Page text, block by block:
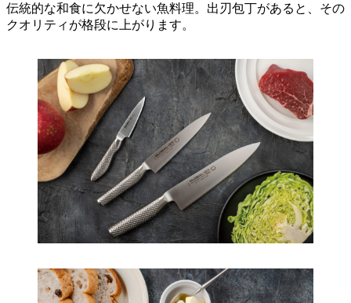
伝統的な和食に欠かせない魚料理。出刃包丁があると、その
クオリティが格段に上がります。